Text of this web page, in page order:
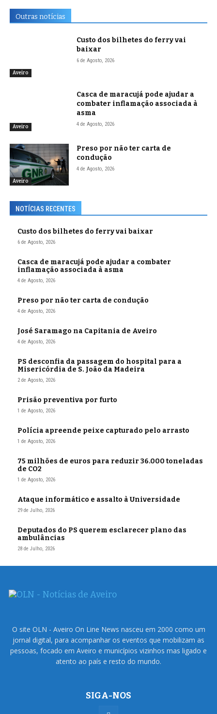
Outras notícias
Aveiro
Custo dos bilhetes do ferry vai
baixar
6 de Agosto, 2026
Aveiro
Casca de maracujá pode ajudar a
combater inflamação associada à
asma
4 de Agosto, 2026
Aveiro
Preso por não ter carta de
condução
4 de Agosto, 2026
NOTÍCIAS RECENTES
Custo dos bilhetes do ferry vai baixar
6 de Agosto, 2026
Casca de maracujá pode ajudar a combater
inflamação associada à asma
4 de Agosto, 2026
Preso por não ter carta de condução
4 de Agosto, 2026
José Saramago na Capitania de Aveiro
4 de Agosto, 2026
PS desconfia da passagem do hospital para a
Misericórdia de S. João da Madeira
2 de Agosto, 2026
Prisão preventiva por furto
1 de Agosto, 2026
Polícia apreende peixe capturado pelo arrasto
1 de Agosto, 2026
75 milhões de euros para reduzir 36.000 toneladas
de CO2
1 de Agosto, 2026
Ataque informático e assalto à Universidade
29 de Julho, 2026
Deputados do PS querem esclarecer plano das
ambulâncias
28 de Julho, 2026
O site OLN - Aveiro On Line News nasceu em 2000 como um
jornal digital, para acompanhar os eventos que mobilizam as
pessoas, focado em Aveiro e municípios vizinhos mas ligado e
atento ao país e resto do mundo.
SIGA-NOS